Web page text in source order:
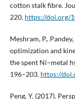
cotton stalk fibre.
220. https://doi.org/
Meshram, P.,
optimization and
the spent Ni–metal
196–203. https://
Peng, Y. (2017).